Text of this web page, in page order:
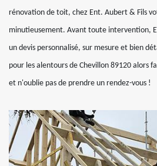
rénovation de toit, chez Ent. Aubert & Fils
minutieusement. Avant toute intervention,
un devis personnalisé, sur mesure et bien
pour les alentours de Chevillon 89120 alors
et n'oublie pas de prendre un rendez-vous !